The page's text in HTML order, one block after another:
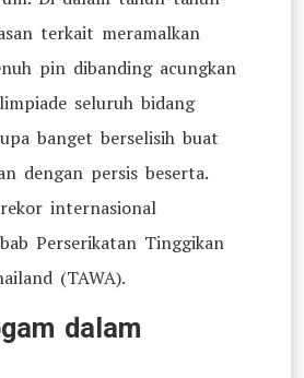
terkait meramalkan
pin dibanding acungkan
seluruh bidang
banget berselisih buat
dengan persis beserta.
internasional
Perserikatan Tinggikan
(TAWA).
dalam